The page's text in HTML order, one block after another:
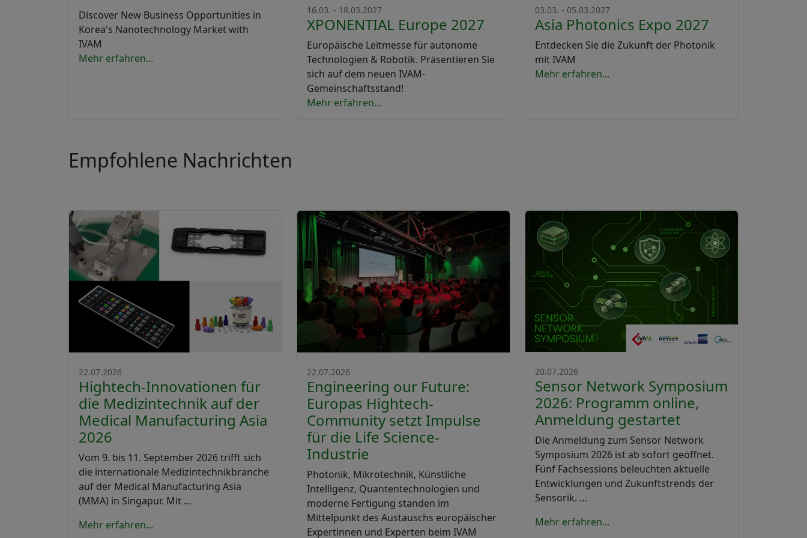
Discover New Business Opportunities in
Korea's Nanotechnology Market with
IVAM
Mehr erfahren...
16.03. - 18.03.2027
XPONENTIAL Europe 2027
Europäische Leitmesse für autonome
Technologien & Robotik. Präsentieren Sie
sich auf dem neuen IVAM-
Gemeinschaftsstand!
Mehr erfahren...
03.03. - 05.03.2027
Asia Photonics Expo 2027
Entdecken Sie die Zukunft der Photonik
mit IVAM
Mehr erfahren...
Empfohlene Nachrichten
22.07.2026
Hightech-Innovationen für
die Medizintechnik auf der
Medical Manufacturing Asia
2026
Vom 9. bis 11. September 2026 trifft sich
die internationale Medizintechnikbranche
auf der Medical Manufacturing Asia
(MMA) in Singapur. Mit …
Mehr erfahren...
22.07.2026
Engineering our Future:
Europas Hightech-
Community setzt Impulse
für die Life Science-
Industrie
Photonik, Mikrotechnik, Künstliche
Intelligenz, Quantentechnologien und
moderne Fertigung standen im
Mittelpunkt des Austauschs europäischer
Expertinnen und Experten beim IVAM
20.07.2026
Sensor Network Symposium
2026: Programm online,
Anmeldung gestartet
Die Anmeldung zum Sensor Network
Symposium 2026 ist ab sofort geöffnet.
Fünf Fachsessions beleuchten aktuelle
Entwicklungen und Zukunftstrends der
Sensorik. …
Mehr erfahren...